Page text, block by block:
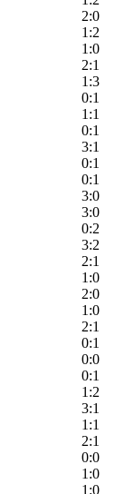
2:0
1:2
1:0
2:1
1:3
0:1
1:1
0:1
3:1
0:1
0:1
3:0
3:0
0:2
3:2
2:1
1:0
2:0
1:0
2:1
0:1
0:0
0:1
1:2
3:1
1:1
2:1
0:0
1:0
1:0